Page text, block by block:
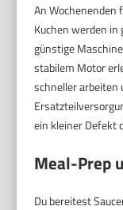
An Wochenenden
Kuchen werden in
günstige
stabilem Motor
schneller arbeiten
ein kleiner Defekt
Meal-Prep
Du bereitest